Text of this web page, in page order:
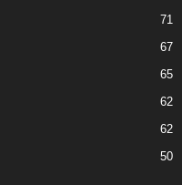
71
67
65
62
62
50